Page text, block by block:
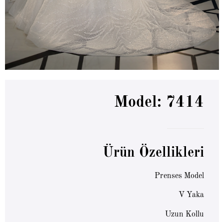
Model: 7414
Ürün Özellikleri
Prenses Model
V Yaka
Uzun Kollu